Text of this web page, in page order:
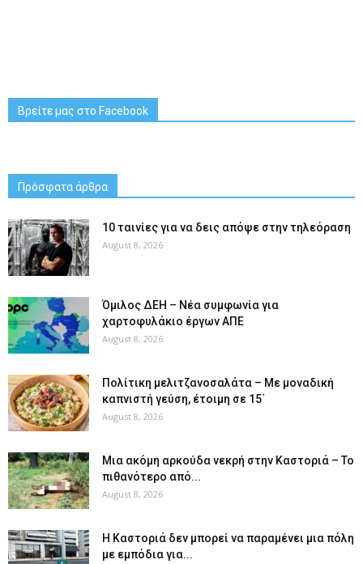
Βρείτε μας στο Facebook
Πρόσφατα άρθρα
10 ταινίες για να δεις απόψε στην τηλεόραση
August 8, 2026
Όμιλος ΔΕΗ – Νέα συμφωνία για
χαρτοφυλάκιο έργων ΑΠΕ
August 8, 2026
Πολίτικη μελιτζανοσαλάτα – Με μοναδική
καπνιστή γεύση, έτοιμη σε 15΄
August 8, 2026
Μια ακόμη αρκούδα νεκρή στην Καστοριά – Το
πιθανότερο από...
August 8, 2026
Η Καστοριά δεν μπορεί να παραμένει μια πόλη
με εμπόδια για...